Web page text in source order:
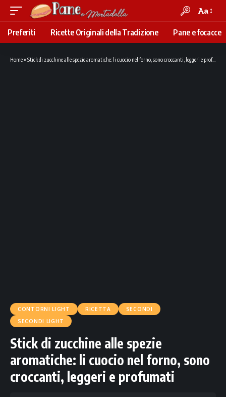
Font
Resizer
Aa
Preferiti Ricette Originali della Tradizione Pane e focacce
Home» Stick di zucchine alle spezie aromatiche: li cuocio nel forno, sono croccanti, leggeri e profumati
CONTORNI LIGHT RICETTA
SECONDI
SECONDI LIGHT
Stick di zucchine alle spezie
aromatiche: li cuocio nel forno, sono
croccanti, leggeri e profumati